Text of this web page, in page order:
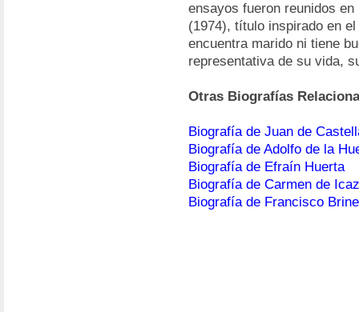
ensayos fueron reunidos
(1974), título inspirado en
encuentra marido ni tiene
representativa de su vida,
Otras Biografías
Biografía de Juan de
Biografía de Adolfo de la
Biografía de Efraín Huerta
Biografía de Carmen de
Biografía de Francisco